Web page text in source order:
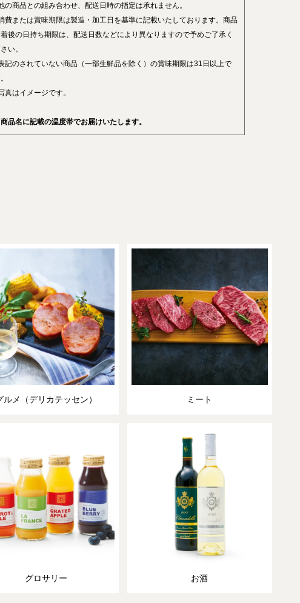
の商品との組み合わせ、配送日時の指定は承れません。
費または賞味期限は製造・加工日を基準に記載いたしております。商品
後の日持ち期限は、配送日数などにより異なりますので予めご了承く
い。
記のされていない商品（一部生鮮品を除く）の賞味期限は31日以上で
真はイメージです。
品名に記載の温度帯でお届けいたします。
ルメ（デリカテッセン） ミート
グロサリー お酒